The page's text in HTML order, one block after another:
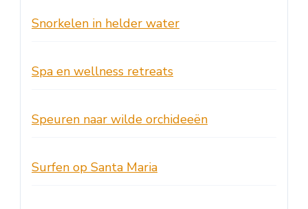
Snorkelen in helder water
Spa en wellness retreats
Speuren naar wilde orchideeën
Surfen op Santa Maria